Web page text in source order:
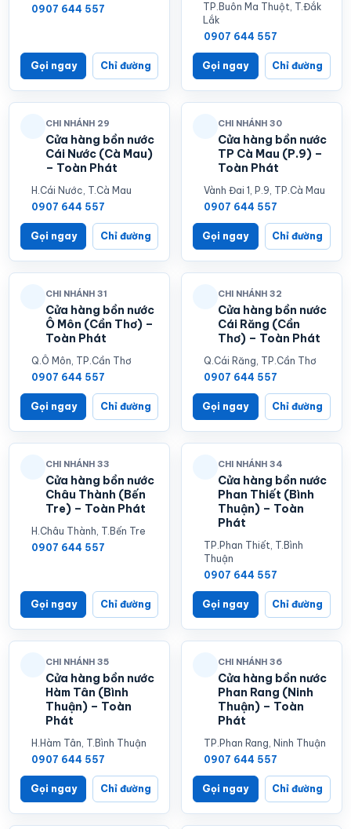
0907 644 557
Gọi ngay Chỉ đường
TP.Buôn Ma Thuột, T.Đắk
Lắk
0907 644 557
Gọi ngay Chỉ đường
CHI NHÁNH 29
Cửa hàng bồn nước
Cái Nước (Cà Mau)
– Toàn Phát
H.Cái Nước, T.Cà Mau
0907 644 557
Gọi ngay Chỉ đường
CHI NHÁNH 30
Cửa hàng bồn nước
TP Cà Mau (P.9) –
Toàn Phát
Vành Đai 1, P.9, TP.Cà Mau
0907 644 557
Gọi ngay Chỉ đường
CHI NHÁNH 31
Cửa hàng bồn nước
Ô Môn (Cần Thơ) –
Toàn Phát
Q.Ô Môn, TP.Cần Thơ
0907 644 557
Gọi ngay Chỉ đường
CHI NHÁNH 32
Cửa hàng bồn nước
Cái Răng (Cần
Thơ) – Toàn Phát
Q.Cái Răng, TP.Cần Thơ
0907 644 557
Gọi ngay Chỉ đường
CHI NHÁNH 33
Cửa hàng bồn nước
Châu Thành (Bến
Tre) – Toàn Phát
H.Châu Thành, T.Bến Tre
0907 644 557
Gọi ngay Chỉ đường
CHI NHÁNH 34
Cửa hàng bồn nước
Phan Thiết (Bình
Thuận) – Toàn
Phát
TP.Phan Thiết, T.Bình
Thuận
0907 644 557
Gọi ngay Chỉ đường
CHI NHÁNH 35
Cửa hàng bồn nước
Hàm Tân (Bình
Thuận) – Toàn
Phát
H.Hàm Tân, T.Bình Thuận
0907 644 557
Gọi ngay Chỉ đường
CHI NHÁNH 36
Cửa hàng bồn nước
Phan Rang (Ninh
Thuận) – Toàn
Phát
TP.Phan Rang, Ninh Thuận
0907 644 557
Gọi ngay Chỉ đường